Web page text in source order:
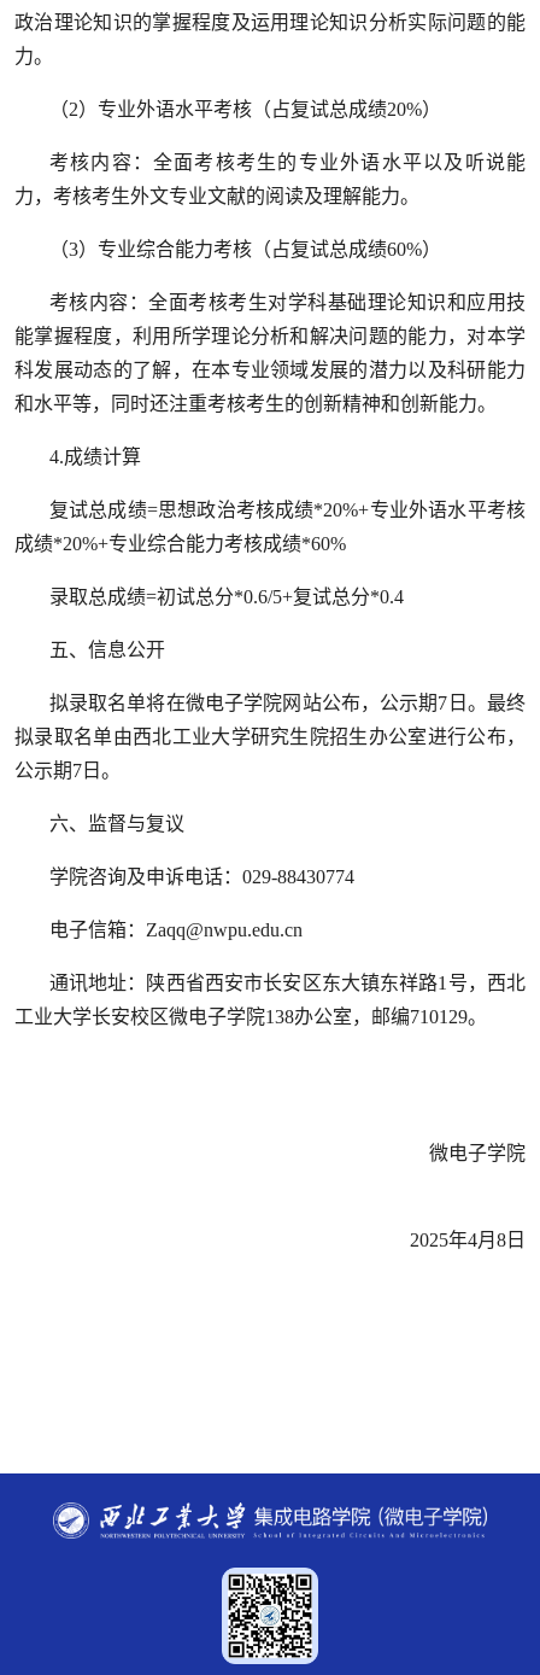
政治理论知识的掌握程度及运用理论知识分析实际问题的能
力。
（2）专业外语水平考核（占复试总成绩20%）
考核内容：全面考核考生的专业外语水平以及听说能
力，考核考生外文专业文献的阅读及理解能力。
（3）专业综合能力考核（占复试总成绩60%）
考核内容：全面考核考生对学科基础理论知识和应用技
能掌握程度，利用所学理论分析和解决问题的能力，对本学
科发展动态的了解，在本专业领域发展的潜力以及科研能力
和水平等，同时还注重考核考生的创新精神和创新能力。
4.成绩计算
复试总成绩=思想政治考核成绩*20%+专业外语水平考核
成绩*20%+专业综合能力考核成绩*60%
录取总成绩=初试总分*0.6/5+复试总分*0.4
五、信息公开
拟录取名单将在微电子学院网站公布，公示期7日。最终
拟录取名单由西北工业大学研究生院招生办公室进行公布，
公示期7日。
六、监督与复议
学院咨询及申诉电话：029-88430774
电子信箱：Zaqq@nwpu.edu.cn
通讯地址：陕西省西安市长安区东大镇东祥路1号，西北
工业大学长安校区微电子学院138办公室，邮编710129。
微电子学院
2025年4月8日